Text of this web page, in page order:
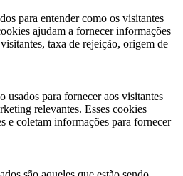
​​para entender como os visitantes
ajudam a fornecer informações
taxa de rejeição, origem de
usados ​​para fornecer aos visitantes
relevantes. Esses cookies
e coletam informações para fornecer